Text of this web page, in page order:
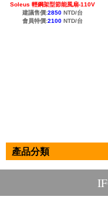
Soleus 輕鋼架型節能風扇-110V
建議售價:2850 NTD/台
會員特價:2100 NTD/台
產品分類